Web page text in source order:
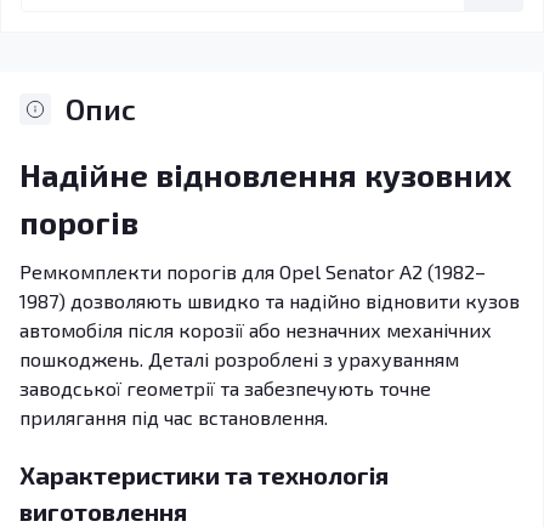
Опис
Надійне відновлення кузовних
порогів
Ремкомплекти порогів для Opel Senator A2 (1982–
1987) дозволяють швидко та надійно відновити кузов
автомобіля після корозії або незначних механічних
пошкоджень. Деталі розроблені з урахуванням
заводської геометрії та забезпечують точне
прилягання під час встановлення.
Характеристики та технологія
виготовлення